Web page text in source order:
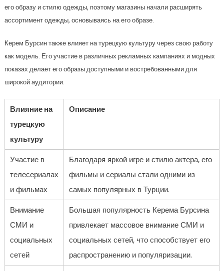
его образу и стилю одежды, поэтому магазины начали расширять
ассортимент одежды, основываясь на его образе.
Керем Бурсин также влияет на турецкую культуру через свою работу
как модель. Его участие в различных рекламных кампаниях и модных
показах делает его образы доступными и востребованными для
широкой аудитории.
Влияние на
турецкую
культуру
Описание
Участие в
телесериалах
и фильмах
Благодаря яркой игре и стилю актера, его
фильмы и сериалы стали одними из
самых популярных в Турции.
Внимание
СМИ и
социальных
сетей
Большая популярность Керема Бурсина
привлекает массовое внимание СМИ и
социальных сетей, что способствует его
распространению и популяризации.